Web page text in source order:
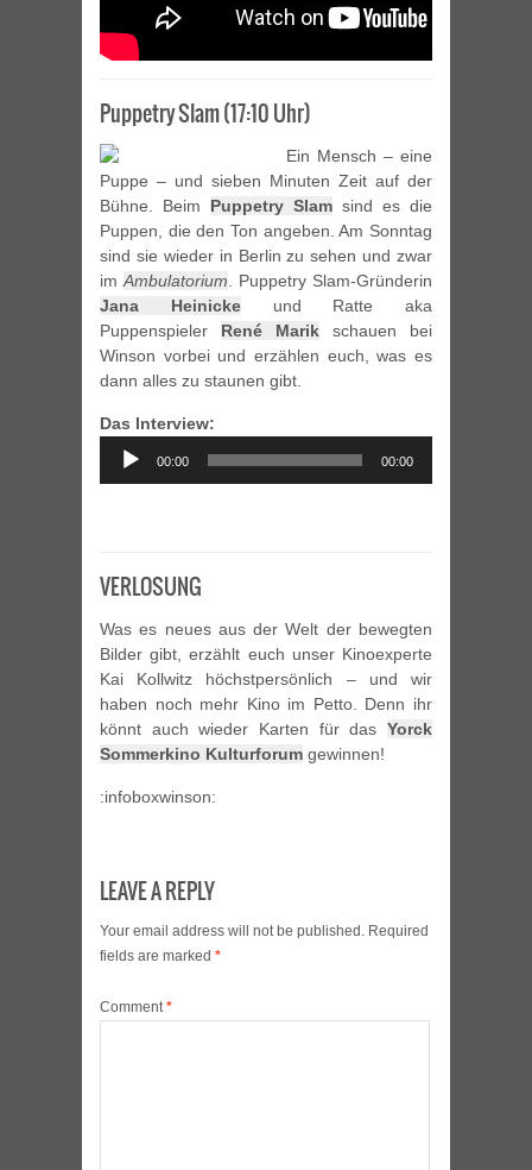
Puppetry Slam (17:10 Uhr)
Ein Mensch – eine
Puppe – und sieben Minuten Zeit auf der
Bühne. Beim Puppetry Slam sind es die
Puppen, die den Ton angeben. Am Sonntag
sind sie wieder in Berlin zu sehen und zwar
imAmbulatorium. Puppetry Slam-Gründerin
Jana Heinickeund Ratte aka
Puppenspieler René Marik schauen bei
Winson vorbei und erzählen euch, was es
dann alles zu staunen gibt.
Das Interview:
Audio
Player
00:00 00:00
VERLOSUNG
Was es neues aus der Welt der bewegten
Bilder gibt, erzählt euch unser Kinoexperte
Kai Kollwitz höchstpersönlich – und wir
haben noch mehr Kino im Petto. Denn ihr
könnt auch wieder Karten für das Yorck
Sommerkino Kulturforum gewinnen!
:infoboxwinson:
LEAVE A REPLY
Your email address will not be published. Required
fields are marked *
Comment*